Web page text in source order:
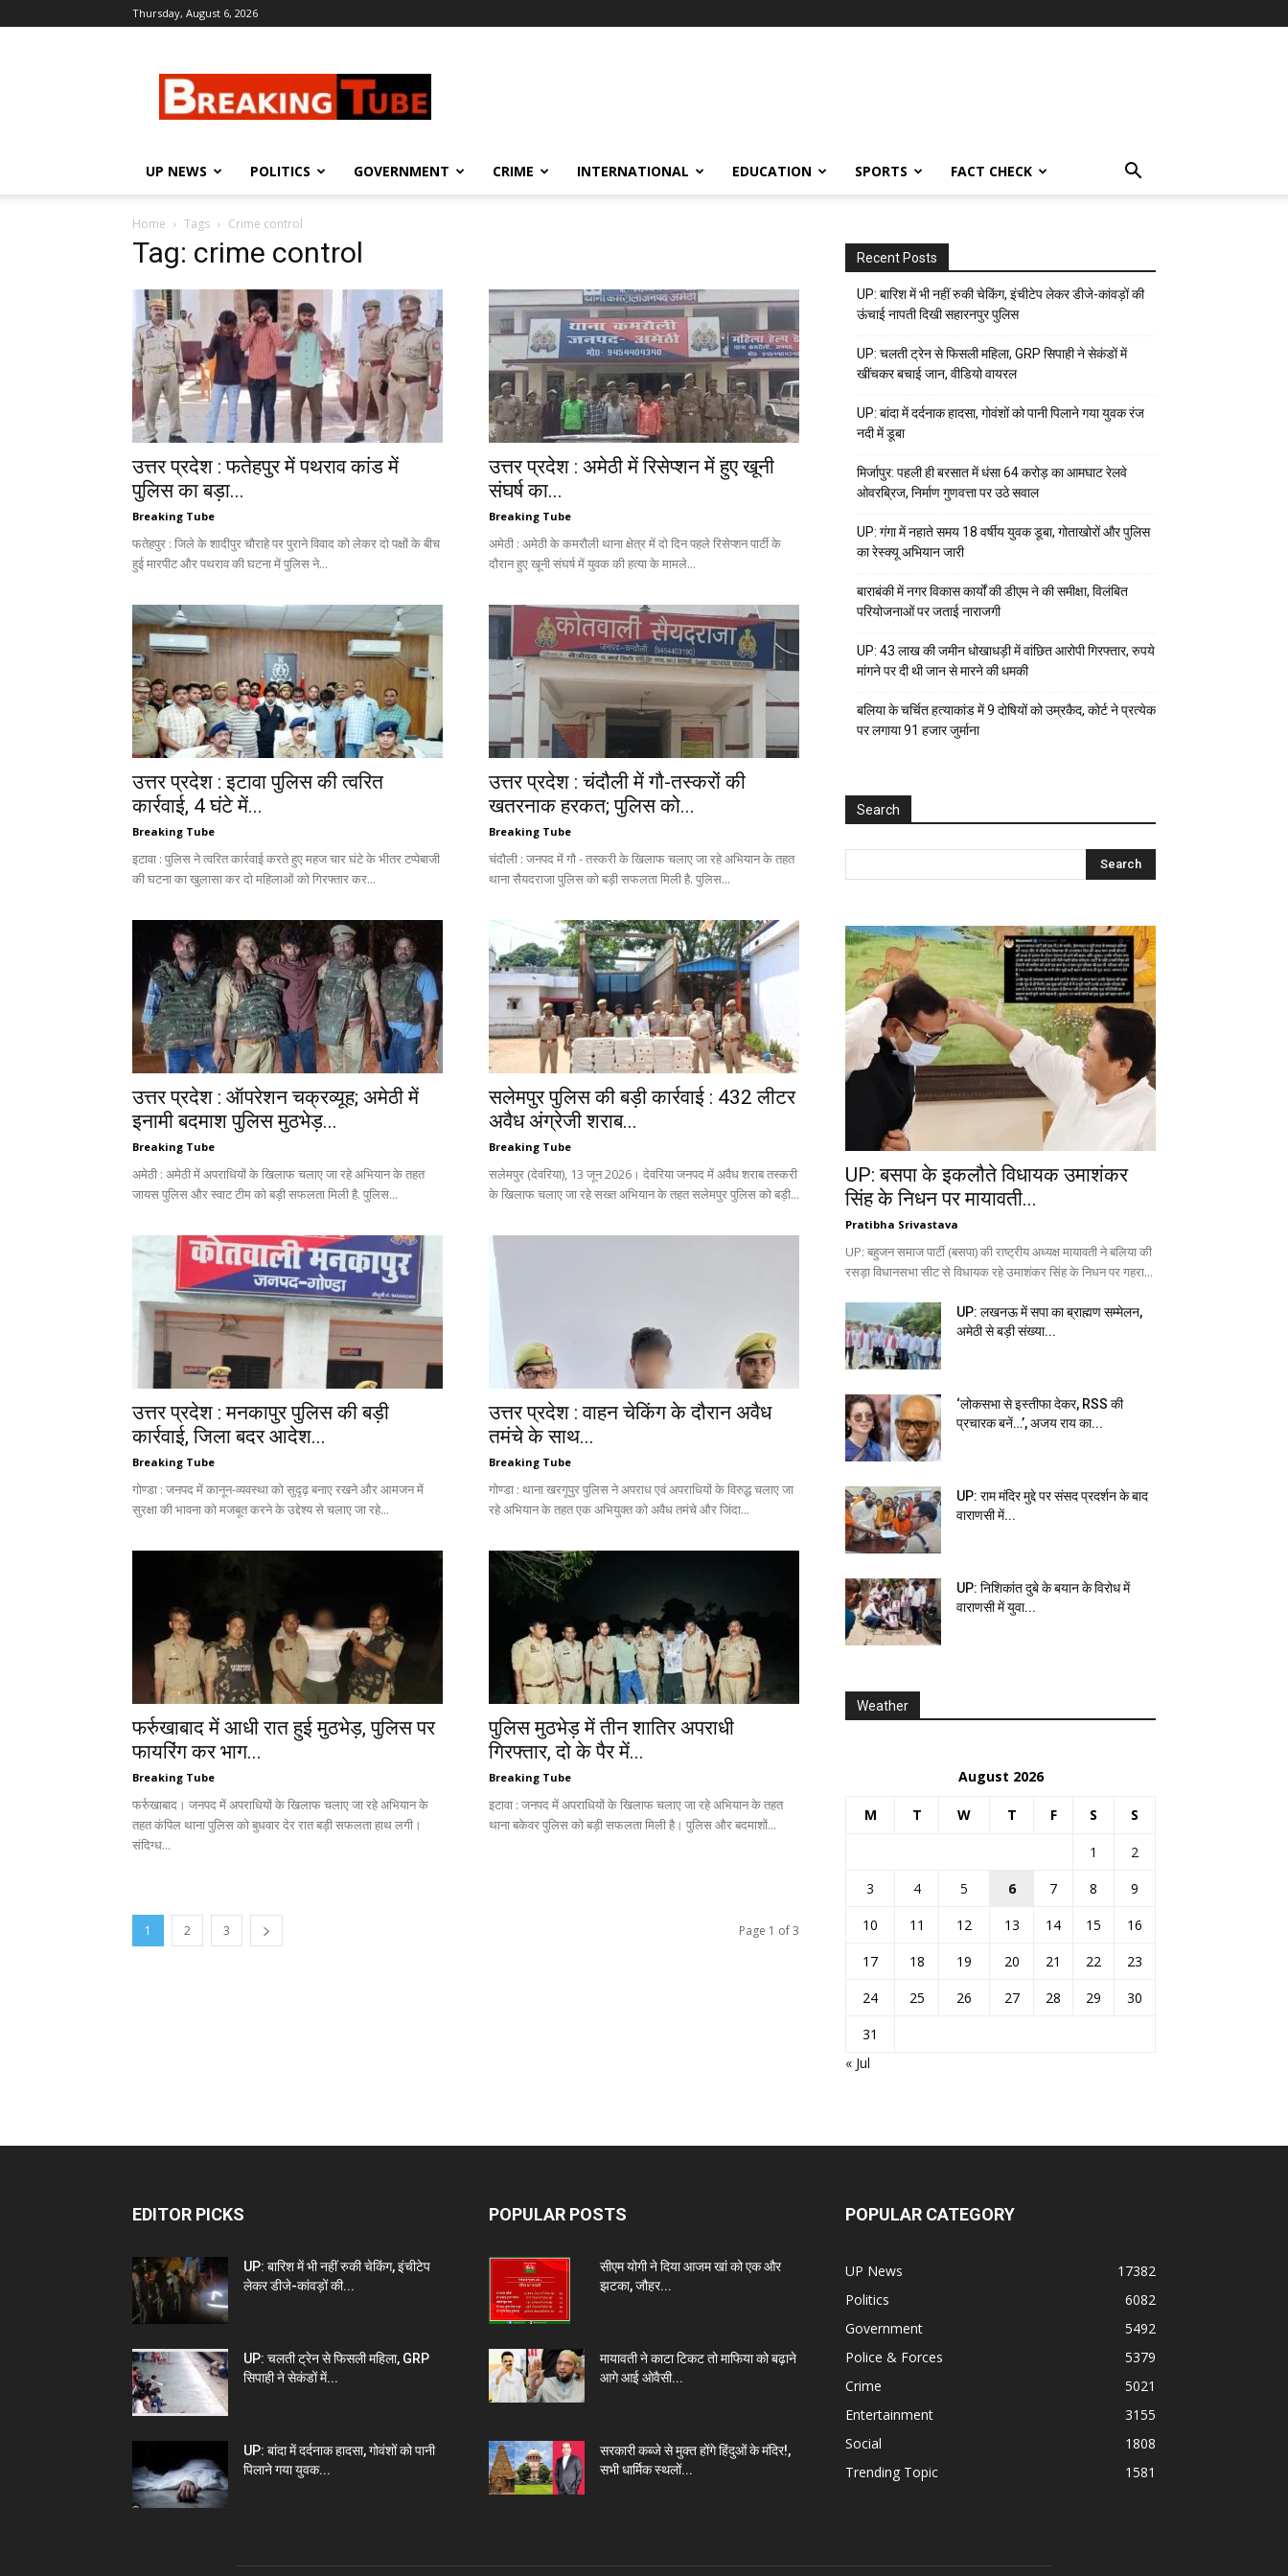
Thursday, August 6, 2026
UP NEWS POLITICS GOVERNMENT CRIME INTERNATIONAL EDUCATION SPORTS FACT CHECK
Home Tags Crime control
Tag: crime control
उत्तर प्रदेश : फतेहपुर में पथराव कांड में
पुलिस का बड़ा...
Breaking Tube
फतेहपुर : जिले के शादीपुर चौराहे पर पुराने विवाद को लेकर दो पक्षों के बीच
हुई मारपीट और पथराव की घटना में पुलिस ने...
उत्तर प्रदेश : अमेठी में रिसेप्शन में हुए खूनी
संघर्ष का...
Breaking Tube
अमेठी : अमेठी के कमरौली थाना क्षेत्र में दो दिन पहले रिसेप्शन पार्टी के
दौरान हुए खूनी संघर्ष में युवक की हत्या के मामले...
उत्तर प्रदेश : इटावा पुलिस की त्वरित
कार्रवाई, 4 घंटे में...
Breaking Tube
इटावा : पुलिस ने त्वरित कार्रवाई करते हुए महज चार घंटे के भीतर टप्पेबाजी
की घटना का खुलासा कर दो महिलाओं को गिरफ्तार कर...
उत्तर प्रदेश : चंदौली में गौ-तस्करों की
खतरनाक हरकत; पुलिस को...
Breaking Tube
चंदौली : जनपद में गौ - तस्करी के खिलाफ चलाए जा रहे अभियान के तहत
थाना सैयदराजा पुलिस को बड़ी सफलता मिली है. पुलिस...
उत्तर प्रदेश : ऑपरेशन चक्रव्यूह; अमेठी में
इनामी बदमाश पुलिस मुठभेड़...
Breaking Tube
अमेठी : अमेठी में अपराधियों के खिलाफ चलाए जा रहे अभियान के तहत
जायस पुलिस और स्वाट टीम को बड़ी सफलता मिली है. पुलिस...
सलेमपुर पुलिस की बड़ी कार्रवाई : 432 लीटर
अवैध अंग्रेजी शराब...
Breaking Tube
सलेमपुर (देवरिया), 13 जून 2026। देवरिया जनपद में अवैध शराब तस्करी
के खिलाफ चलाए जा रहे सख्त अभियान के तहत सलेमपुर पुलिस को बड़ी...
उत्तर प्रदेश : मनकापुर पुलिस की बड़ी
कार्रवाई, जिला बदर आदेश...
Breaking Tube
गोण्डा : जनपद में कानून-व्यवस्था को सुदृढ़ बनाए रखने और आमजन में
सुरक्षा की भावना को मजबूत करने के उद्देश्य से चलाए जा रहे...
उत्तर प्रदेश : वाहन चेकिंग के दौरान अवैध
तमंचे के साथ...
Breaking Tube
गोण्डा : थाना खरगूपुर पुलिस ने अपराध एवं अपराधियों के विरुद्ध चलाए जा
रहे अभियान के तहत एक अभियुक्त को अवैध तमंचे और जिंदा...
फर्रुखाबाद में आधी रात हुई मुठभेड़, पुलिस पर
फायरिंग कर भाग...
Breaking Tube
फर्रुखाबाद। जनपद में अपराधियों के खिलाफ चलाए जा रहे अभियान के
तहत कंपिल थाना पुलिस को बुधवार देर रात बड़ी सफलता हाथ लगी।
संदिग्ध...
पुलिस मुठभेड़ में तीन शातिर अपराधी
गिरफ्तार, दो के पैर में...
Breaking Tube
इटावा : जनपद में अपराधियों के खिलाफ चलाए जा रहे अभियान के तहत
थाना बकेवर पुलिस को बड़ी सफलता मिली है। पुलिस और बदमाशों...
1 2 3 Page 1 of 3
Recent Posts
UP: बारिश में भी नहीं रुकी चेकिंग, इंचीटेप लेकर डीजे-कांवड़ों की
ऊंचाई नापती दिखी सहारनपुर पुलिस
UP: चलती ट्रेन से फिसली महिला, GRP सिपाही ने सेकंडों में
खींचकर बचाई जान, वीडियो वायरल
UP: बांदा में दर्दनाक हादसा, गोवंशों को पानी पिलाने गया युवक रंज
नदी में डूबा
मिर्जापुर: पहली ही बरसात में धंसा 64 करोड़ का आमघाट रेलवे
ओवरब्रिज, निर्माण गुणवत्ता पर उठे सवाल
UP: गंगा में नहाते समय 18 वर्षीय युवक डूबा, गोताखोरों और पुलिस
का रेस्क्यू अभियान जारी
बाराबंकी में नगर विकास कार्यों की डीएम ने की समीक्षा, विलंबित
परियोजनाओं पर जताई नाराजगी
UP: 43 लाख की जमीन धोखाधड़ी में वांछित आरोपी गिरफ्तार, रुपये
मांगने पर दी थी जान से मारने की धमकी
बलिया के चर्चित हत्याकांड में 9 दोषियों को उम्रकैद, कोर्ट ने प्रत्येक
पर लगाया ₹91 हजार जुर्माना
Search
UP: बसपा के इकलौते विधायक उमाशंकर
सिंह के निधन पर मायावती...
Pratibha Srivastava
UP: बहुजन समाज पार्टी (बसपा) की राष्ट्रीय अध्यक्ष मायावती ने बलिया की
रसड़ा विधानसभा सीट से विधायक रहे उमाशंकर सिंह के निधन पर गहरा...
UP: लखनऊ में सपा का ब्राह्मण सम्मेलन,
अमेठी से बड़ी संख्या...
‘लोकसभा से इस्तीफा देकर, RSS की
प्रचारक बनें…’, अजय राय का...
UP: राम मंदिर मुद्दे पर संसद प्रदर्शन के बाद
वाराणसी में...
UP: निशिकांत दुबे के बयान के विरोध में
वाराणसी में युवा...
Weather
August 2026
M T W T F S S
1
2
3
4 5 6 7 8
9
10
11 12 13 14 15
16
17
18 19 20 21 22
23
24
25 26 27 28 29
30
31
« Jul
EDITOR PICKS
UP: बारिश में भी नहीं रुकी चेकिंग, इंचीटेप
लेकर डीजे-कांवड़ों की...
UP: चलती ट्रेन से फिसली महिला, GRP
सिपाही ने सेकंडों में...
UP: बांदा में दर्दनाक हादसा, गोवंशों को पानी
पिलाने गया युवक...
POPULAR POSTS
सीएम योगी ने दिया आजम खां को एक और
झटका, जौहर...
मायावती ने काटा टिकट तो माफिया को बढ़ाने
आगे आई ओवैसी...
सरकारी कब्जे से मुक्त होंगे हिंदुओं के मंदिर!,
सभी धार्मिक स्थलों...
POPULAR CATEGORY
UP News
17382
Politics
6082
Government
5492
Police & Forces
5379
Crime
5021
Entertainment
3155
Social
1808
Trending Topic
1581